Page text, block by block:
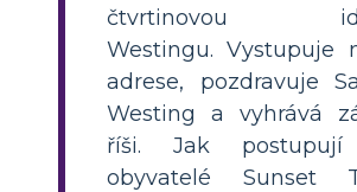
čtvrtinovou
Westingu. Vystupuje
adrese, pozdravuje
Westing a vyhrává
říši. Jak postupují
obyvatelé Sunset